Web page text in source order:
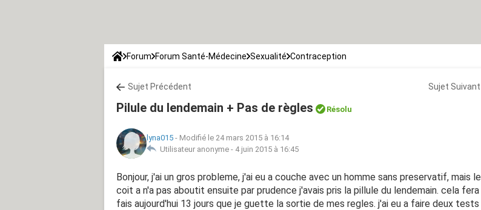
Forum Forum Santé-Médecine Sexualité Contraception
Sujet Précédent Sujet Suivant
Pilule du lendemain + Pas de règles Résolu
lyna015 - Modifié le 24 mars 2015 à 16:14
Utilisateur anonyme - 4 juin 2015 à 16:45
Bonjour, j'ai un gros probleme, j'ai eu a couche avec un homme sans preservatif, mais le
coit a n'a pas aboutit ensuite par prudence j'avais pris la pillule du lendemain. cela fera
fais aujourd'hui 13 jours que je guette la sortie de mes regles. j'ai eu a faire deux tests